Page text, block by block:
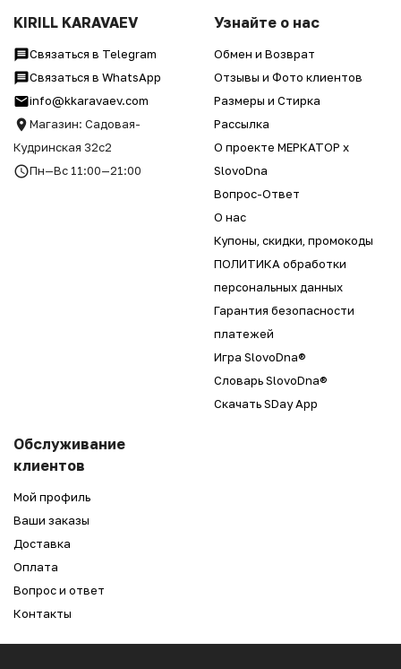
KIRILL KARAVAEV
Связаться в Telegram
Связаться в WhatsApp
info@kkaravaev.com
Магазин: Садовая-
Кудринская 32с2
Пн—Вс 11:00—21:00
Узнайте о нас
Обмен и Возврат
Отзывы и Фото клиентов
Размеры и Стирка
Рассылка
О проекте МЕРКАТОР x
SlovoDna
Вопрос-Ответ
О нас
Купоны, скидки, промокоды
ПОЛИТИКА обработки
персональных данных
Гарантия безопасности
платежей
Игра SlovoDna®
Словарь SlovoDna®
Скачать SDay App
Обслуживание
клиентов
Мой профиль
Ваши заказы
Доставка
Оплата
Вопрос и ответ
Контакты